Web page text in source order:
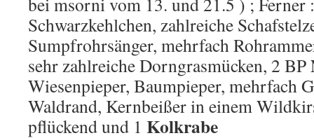
Schwarzkehlchen, zahlreiche
Sumpfrohrsänger, mehrfach
sehr zahlreiche Dorngrasmücken, 2 BP
Wiesenpieper, Baumpieper, mehrfach
Waldrand, Kernbeißer in einem
pflückend und 1 Kolkrabe